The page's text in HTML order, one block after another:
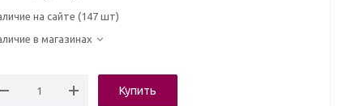
на сайте (147 шт)
в магазинах
Купить